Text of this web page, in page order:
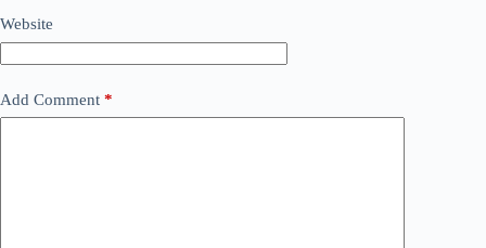
Website
Add Comment *